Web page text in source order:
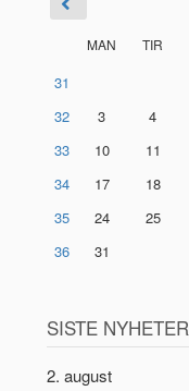
MAN TIR
31
32
3 4
33
10 11
34
17 18
35
24 25
36
31
SISTE NYHETER
2. august